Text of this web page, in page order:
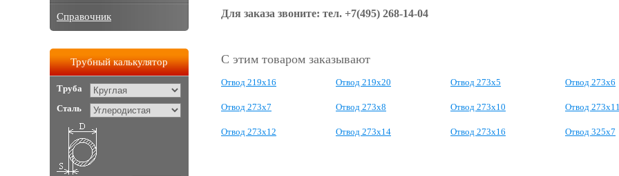
Для заказа звоните: тел. +7(495) 268-14-04
С этим товаром заказывают
Отвод 219х16 Отвод 219х20 Отвод 273х5 Отвод 273х6
Отвод 273х7 Отвод 273х8 Отвод 273х10 Отвод 273х11
Отвод 273х12 Отвод 273х14 Отвод 273х16 Отвод 325х7
Справочник
Трубный калькулятор
Труба
Сталь